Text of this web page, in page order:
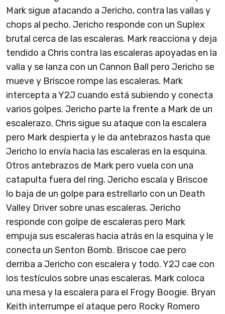
Mark sigue atacando a Jericho, contra las vallas y
chops al pecho. Jericho responde con un Suplex
brutal cerca de las escaleras. Mark reacciona y deja
tendido a Chris contra las escaleras apoyadas en la
valla y se lanza con un Cannon Ball pero Jericho se
mueve y Briscoe rompe las escaleras. Mark
intercepta a Y2J cuando está subiendo y conecta
varios golpes. Jericho parte la frente a Mark de un
escalerazo. Chris sigue su ataque con la escalera
pero Mark despierta y le da antebrazos hasta que
Jericho lo envía hacia las escaleras en la esquina.
Otros antebrazos de Mark pero vuela con una
catapulta fuera del ring. Jericho escala y Briscoe
lo baja de un golpe para estrellarlo con un Death
Valley Driver sobre unas escaleras. Jericho
responde con golpe de escaleras pero Mark
empuja sus escaleras hacia atrás en la esquina y le
conecta un Senton Bomb. Briscoe cae pero
derriba a Jericho con escalera y todo. Y2J cae con
los testículos sobre unas escaleras. Mark coloca
una mesa y la escalera para el Frogy Boogie. Bryan
Keith interrumpe el ataque pero Rocky Romero